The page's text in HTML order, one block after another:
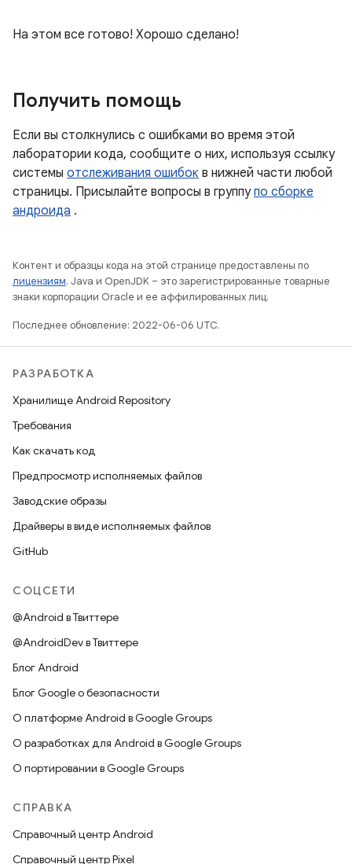
На этом все готово! Хорошо сделано!
Получить помощь
Если вы столкнулись с ошибками во время этой
лаборатории кода, сообщите о них, используя ссылку
системы отслеживания ошибок в нижней части любой
страницы. Присылайте вопросы в группупо сборке
андроида .
Контент и образцы кода на этой странице предоставлены по
лицензиям. Java и OpenJDK – это зарегистрированные товарные
знаки корпорации Oracle и ее аффилированных лиц.
Последнее обновление: 2022-06-06 UTC.
РАЗРАБОТКА
Хранилище Android Repository
Требования
Как скачать код
Предпросмотр исполняемых файлов
Заводские образы
Драйверы в виде исполняемых файлов
GitHub
СОЦСЕТИ
@Android в Твиттере
@AndroidDev в Твиттере
Блог Android
Блог Google о безопасности
О платформе Android в Google Groups
О разработках для Android в Google Groups
О портировании в Google Groups
СПРАВКА
Справочный центр Android
Справочный центр Pixel